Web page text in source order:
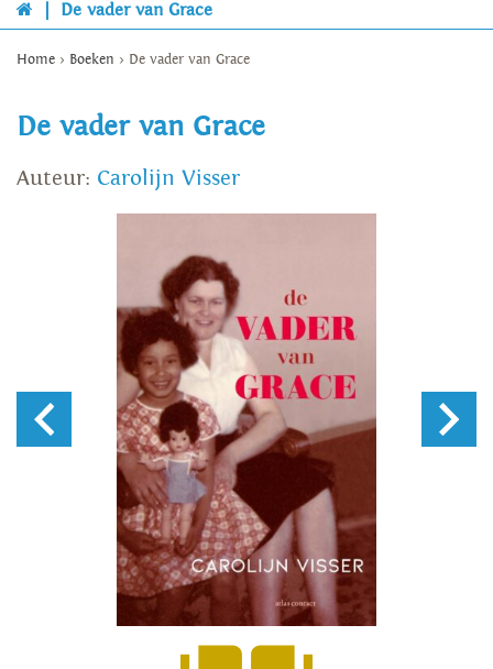
De vader van Grace
Home > Boeken > De vader van Grace
De vader van Grace
Auteur: Carolijn Visser